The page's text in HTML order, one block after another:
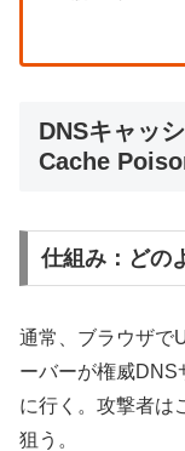
DNSキャッ
Cache
仕組み：どの
通常、ブラウザで
ーバーが権威DNS
に行く。攻撃者は
狙う。